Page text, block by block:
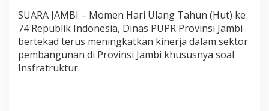
U
P
R
P
r
SUARA JAMBI – Momen Hari Ulang Tahun (Hut) ke
74 Republik Indonesia, Dinas PUPR Provinsi Jambi
bertekad terus meningkatkan kinerja dalam sektor
pembangunan di Provinsi Jambi khususnya soal
Insfratruktur.